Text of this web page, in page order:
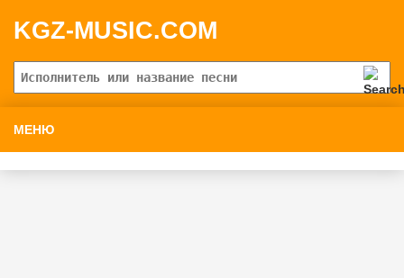
KGZ-MUSIC.COM
МЕНЮ